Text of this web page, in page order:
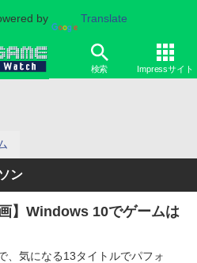
by Translate
検索 Impressサイト
ン
】Windows 10でゲームは
、気になる13タイトルでパフォ